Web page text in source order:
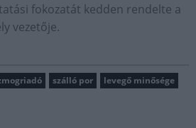
fokozatát kedden rendelte a
vezetője.
szálló por levegő minősége